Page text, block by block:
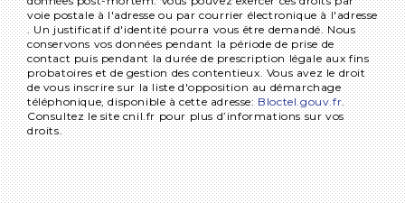
voie postale à l'adresse ou par courrier électronique à l'adresse
. Un justificatif d'identité pourra vous être demandé. Nous
conservons vos données pendant la période de prise de
contact puis pendant la durée de prescription légale aux fins
probatoires et de gestion des contentieux. Vous avez le droit
de vous inscrire sur la liste d'opposition au démarchage
téléphonique, disponible à cette adresse:Bloctel.gouv.fr.
Consultez le site cnil.fr pour plus d’informations sur vos
droits.